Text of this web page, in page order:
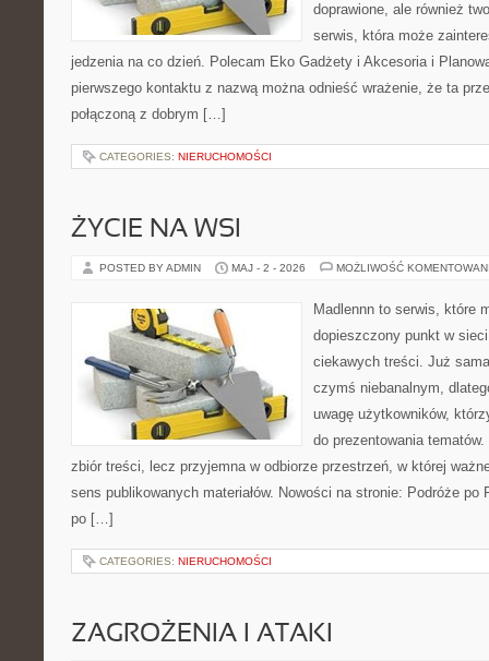
doprawione, ale również
serwis, która może
jedzenia na co dzień. Polecam Eko Gadżety i Akcesoria i
pierwszego kontaktu z nazwą można odnieść wrażenie, że ta
połączoną z dobrym […]
CATEGORIES: NIERUCHOMOŚCI
ŻYCIE NA WSI
POSTED BY ADMIN MAJ - 2 - 2026 MOŻLIWOŚĆ
Madlennn to serwis, które
dopieszczony punkt w
ciekawych treści. Już
czymś niebanalnym,
uwagę użytkowników,
do prezentowania
zbiór treści, lecz przyjemna w odbiorze przestrzeń, w której
sens publikowanych materiałów. Nowości na stronie: Podróże
po […]
CATEGORIES: NIERUCHOMOŚCI
ZAGROŻENIA I ATAKI